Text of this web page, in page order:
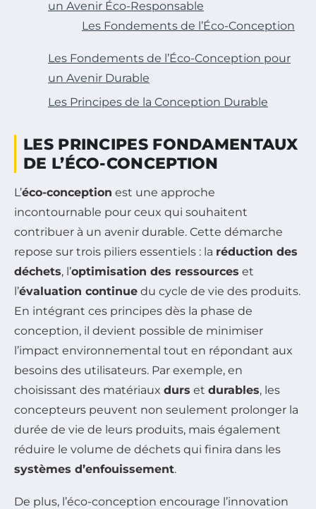
un Avenir Éco-Responsable
Les Fondements de l’Éco-Conception
Les Fondements de l’Éco-Conception pour
un Avenir Durable
Les Principes de la Conception Durable
LES PRINCIPES FONDAMENTAUX
DE L’ÉCO-CONCEPTION
L’éco-conception est une approche
incontournable pour ceux qui souhaitent
contribuer à un avenir durable. Cette démarche
repose sur trois piliers essentiels : la réduction des
déchets, l’optimisation des ressources et
l’évaluation continue du cycle de vie des produits.
En intégrant ces principes dès la phase de
conception, il devient possible de minimiser
l’impact environnemental tout en répondant aux
besoins des utilisateurs. Par exemple, en
choisissant des matériaux durs et durables, les
concepteurs peuvent non seulement prolonger la
durée de vie de leurs produits, mais également
réduire le volume de déchets qui finira dans les
systèmes d’enfouissement.
De plus, l’éco-conception encourage l’innovation